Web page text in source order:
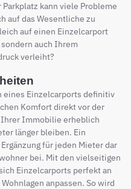
kann viele Probleme
auf das Wesentliche zu
auf einen Einzelcarport
auch Ihrem
verleiht?
Einzelcarports definitiv
Komfort direkt vor der
Ihrer Immobilie erheblich
länger bleiben. Ein
für jeden Mieter dar
bei. Mit den vielseitigen
Einzelcarports perfekt an
anpassen. So wird